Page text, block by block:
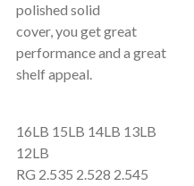
polished solid
cover, you get great
performance and a great
shelf appeal.
16LB 15LB 14LB 13LB
12LB
RG 2.535 2.528 2.545